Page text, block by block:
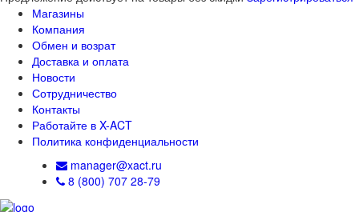
Магазины
Компания
Обмен и возрат
Доставка и оплата
Новости
Сотрудничество
Контакты
Работайте в X-ACT
Политика конфиденциальности
manager@xact.ru
8 (800) 707 28-79